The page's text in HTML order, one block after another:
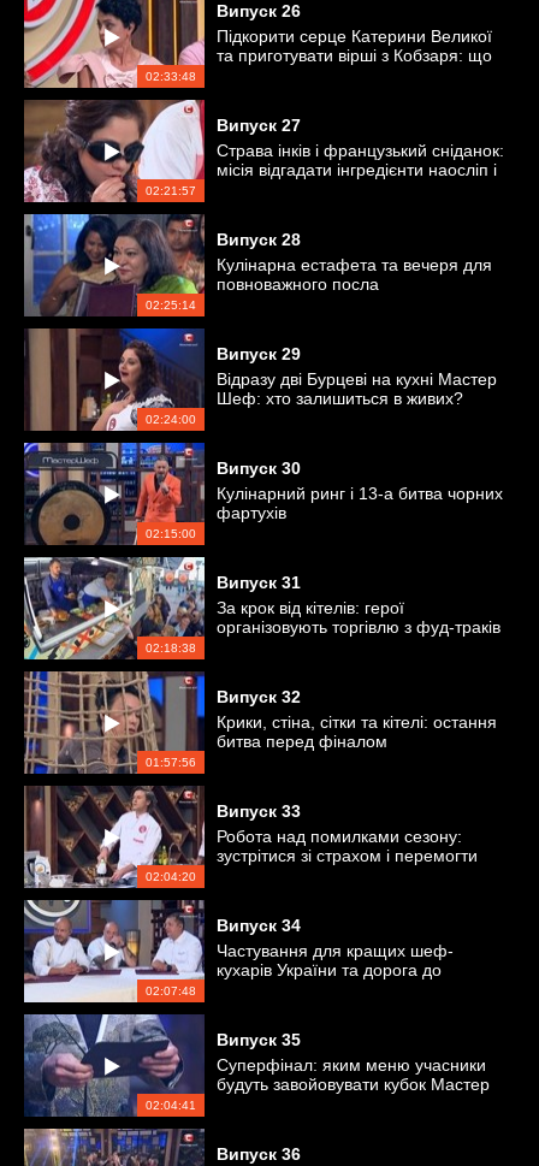
02:33:48
Випуск 26
Підкорити серце Катерини Великої
та приготувати вірші з Кобзаря: що
02:21:57
Випуск 27
Страва інків і французький сніданок:
місія відгадати інгредієнти наосліп і
02:25:14
Випуск 28
Кулінарна естафета та вечеря для
повноважного посла
02:24:00
Випуск 29
Відразу дві Бурцеві на кухні Мастер
Шеф: хто залишиться в живих?
02:15:00
Випуск 30
Кулінарний ринг і 13-а битва чорних
фартухів
02:18:38
Випуск 31
За крок від кітелів: герої
організовують торгівлю з фуд-траків
01:57:56
Випуск 32
Крики, стіна, сітки та кітелі: остання
битва перед фіналом
02:04:20
Випуск 33
Робота над помилками сезону:
зустрітися зі страхом і перемогти
02:07:48
Випуск 34
Частування для кращих шеф-
кухарів України та дорога до
02:04:41
Випуск 35
Суперфінал: яким меню учасники
будуть завойовувати кубок Мастер
Випуск 36